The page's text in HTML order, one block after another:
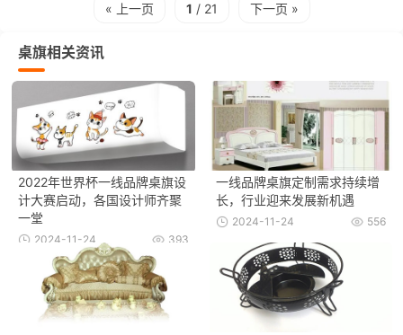
« 上一页 1 / 21 下一页 »
桌旗相关资讯
2022年世界杯一线品牌桌旗设
计大赛启动，各国设计师齐聚
一堂
393
2024-11-24
一线品牌桌旗定制需求持续增
长，行业迎来发展新机遇
556
2024-11-24